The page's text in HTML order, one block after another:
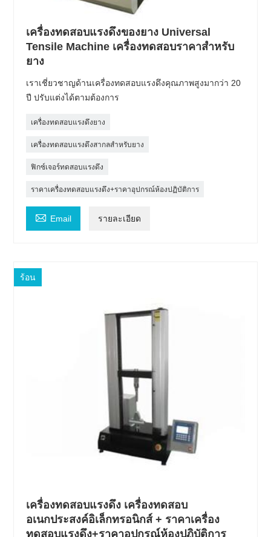
เครื่องทดสอบแรงดึงของยาง Universal
Tensile Machine เครื่องทดสอบราคาสำหรับ
ยาง
เราเชี่ยวชาญด้านเครื่องทดสอบแรงดึงคุณภาพสูงมากว่า 20
ปี ปรับแต่งได้ตามต้องการ
เครื่องทดสอบแรงดึงยาง
เครื่องทดสอบแรงดึงสากลสำหรับยาง
ฟิกซ์เจอร์ทดสอบแรงดึง
ราคาเครื่องทดสอบแรงดึง+ราคาอุปกรณ์ห้องปฏิบัติการ
 Email รายละเอียด
ร้อน
เครื่องทดสอบแรงดึง เครื่องทดสอบ
อเนกประสงค์อิเล็กทรอนิกส์ + ราคาเครื่อง
ทดสอบแรงดึง+ราคาอุปกรณ์ห้องปฏิบัติการ